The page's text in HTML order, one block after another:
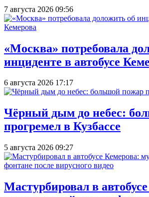
7 августа 2026 09:56
«Москва» потребовала
инциденте в автобусе
6 августа 2026 17:17
Чёрный дым до небес:
прогремел в Кузбассе
5 августа 2026 09:27
Мастурбировал в